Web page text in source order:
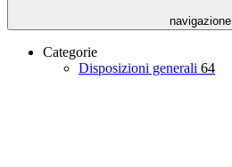
navigazione
Categorie
Disposizioni generali 64